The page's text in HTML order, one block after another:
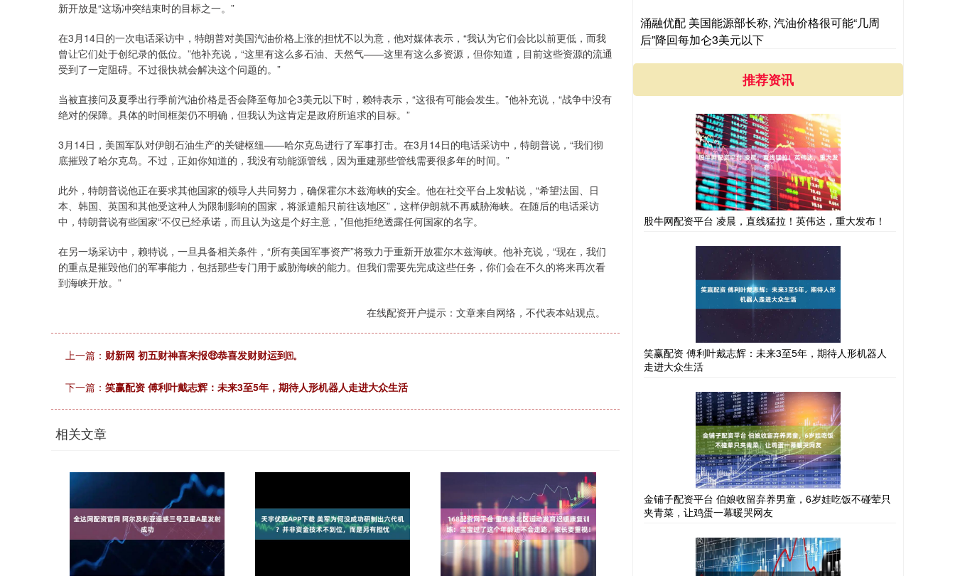
新开放是“这场冲突结束时的目标之一。”
在3月14日的一次电话采访中，特朗普对美国汽油价格上涨的担忧不以为意，他对媒体表示，“我认为它们会比以前更低，而我
曾让它们处于创纪录的低位。”他补充说，“这里有这么多石油、天然气——这里有这么多资源，但你知道，目前这些资源的流通
受到了一定阻碍。不过很快就会解决这个问题的。”
当被直接问及夏季出行季前汽油价格是否会降至每加仑3美元以下时，赖特表示，“这很有可能会发生。”他补充说，“战争中没有
绝对的保障。具体的时间框架仍不明确，但我认为这肯定是政府所追求的目标。”
3月14日，美国军队对伊朗石油生产的关键枢纽——哈尔克岛进行了军事打击。在3月14日的电话采访中，特朗普说，“我们彻
底摧毁了哈尔克岛。不过，正如你知道的，我没有动能源管线，因为重建那些管线需要很多年的时间。”
此外，特朗普说他正在要求其他国家的领导人共同努力，确保霍尔木兹海峡的安全。他在社交平台上发帖说，“希望法国、日
本、韩国、英国和其他受这种人为限制影响的国家，将派遣船只前往该地区”，这样伊朗就不再威胁海峡。在随后的电话采访
中，特朗普说有些国家“不仅已经承诺，而且认为这是个好主意，”但他拒绝透露任何国家的名字。
在另一场采访中，赖特说，一旦具备相关条件，“所有美国军事资产”将致力于重新开放霍尔木兹海峡。他补充说，“现在，我们
的重点是摧毁他们的军事能力，包括那些专门用于威胁海峡的能力。但我们需要先完成这些任务，你们会在不久的将来再次看
到海峡开放。”
在线配资开户提示：文章来自网络，不代表本站观点。
上一篇： 财新网 初五财神喜来报🤑恭喜发财财运到🀄。
下一篇： 笑赢配资 傅利叶戴志辉：未来3至5年，期待人形机器人走进大众生活
相关文章
涌融优配 美国能源部长称, 汽油价格很可能“几周
后”降回每加仑3美元以下
推荐资讯
股牛网配资平台 凌晨，直线猛拉！英伟达，重大发布！
笑赢配资 傅利叶戴志辉：未来3至5年，期待人形机器人
走进大众生活
金铺子配资平台 伯娘收留弃养男童，6岁娃吃饭不碰荤只
夹青菜，让鸡蛋一幕暖哭网友